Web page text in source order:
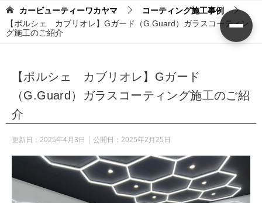
カービューティーワカヤマ
コーティング施工事例
【ポルシェ カブリオレ】Gガード（G.Guard）ガラスコーティン
グ施工のご紹介
【ポルシェ カブリオレ】Gガード
（G.Guard）ガラスコーティング施工のご紹
介
更新日： 2025年4月3日 公開日： 2025年2月25日